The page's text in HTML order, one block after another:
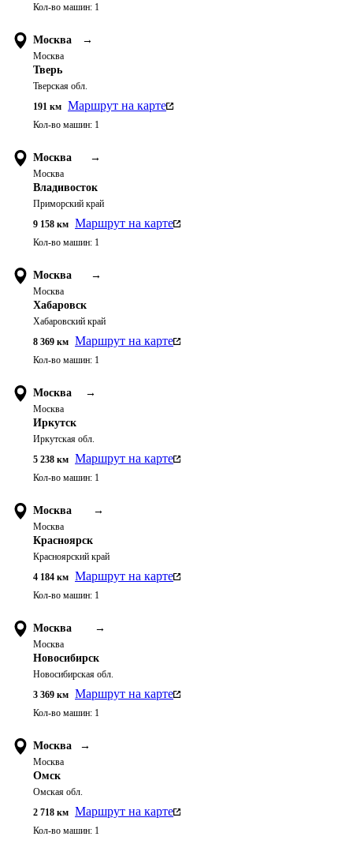
Кол-во машин: 1
Москва →
Москва
Тверь
Тверская обл.
191 км Маршрут на карте
Кол-во машин: 1
Москва →
Москва
Владивосток
Приморский край
9 158 км Маршрут на карте
Кол-во машин: 1
Москва →
Москва
Хабаровск
Хабаровский край
8 369 км Маршрут на карте
Кол-во машин: 1
Москва →
Москва
Иркутск
Иркутская обл.
5 238 км Маршрут на карте
Кол-во машин: 1
Москва →
Москва
Красноярск
Красноярский край
4 184 км Маршрут на карте
Кол-во машин: 1
Москва →
Москва
Новосибирск
Новосибирская обл.
3 369 км Маршрут на карте
Кол-во машин: 1
Москва →
Москва
Омск
Омская обл.
2 718 км Маршрут на карте
Кол-во машин: 1